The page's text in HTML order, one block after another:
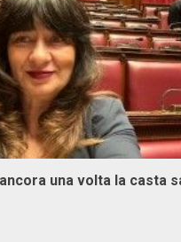
una volta la casta